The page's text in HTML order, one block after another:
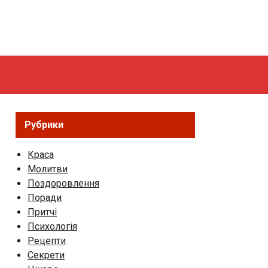
Рубрики
Краса
Молитви
Поздоровлення
Поради
Притчі
Психологія
Рецепти
Секрети